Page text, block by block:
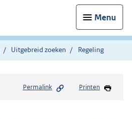
Menu
Uitgebreid zoeken Regeling
Permalink Printen